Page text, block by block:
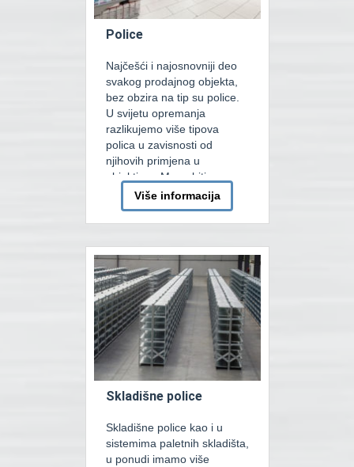
Police
Najčešći i najosnovniji deo
svakog prodajnog objekta,
bez obzira na tip su police.
U svijetu opremanja
razlikujemo više tipova
polica u zavisnosti od
njihovih primjena u
objektima. Mogu biti
integrisane u palenim
regalima pa ih nazivamo
Cash and Carry. Također
Bau centre pa ih poznajemo
kao VRS system. Također
jako česte […]
Više informacija
Skladišne police
Skladišne police kao i u
sistemima paletnih skladišta,
u ponudi imamo više